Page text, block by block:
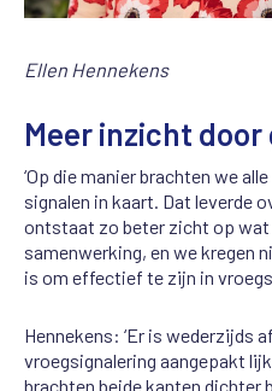
Ellen Hennekens
Meer inzicht
‘Op die manier brachten we
signalen in kaart. Dat leverde
ontstaat zo beter zicht op wat
samenwerking, en we kregen
is om effectief te zijn in
Hennekens: ‘Er is wederzijds
vroegsignalering aangepakt
brachten beide kanten dichter